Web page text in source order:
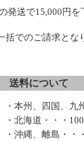
発送で15,000円を
でのご請求とな
送料について
・本州、四国、九
・北海道・・・
・沖縄、離島・・